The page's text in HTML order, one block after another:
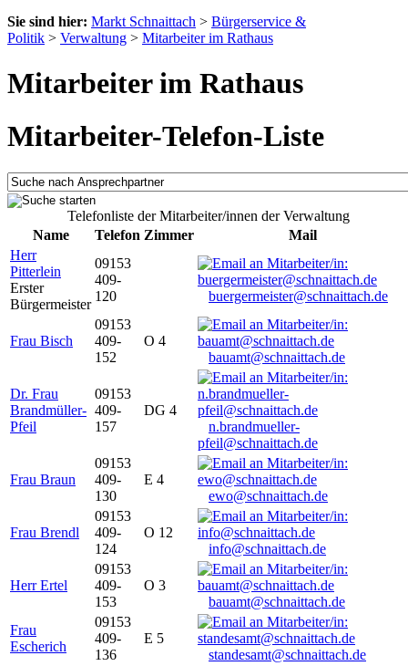
Sie sind hier: Markt Schnaittach > Bürgerservice &
Politik > Verwaltung > Mitarbeiter im Rathaus
Mitarbeiter im Rathaus
Mitarbeiter-Telefon-Liste
Telefonliste der Mitarbeiter/innen der Verwaltung
Name
Telefon Zimmer
Mail
Herr
Pitterlein
Erster
Bürgermeister
09153
409-
120
buergermeister@schnaittach.de
Frau Bisch
09153
409-
152
O 4
bauamt@schnaittach.de
Dr. Frau
Brandmüller-
Pfeil
09153
409-
157
DG 4
n.brandmueller-
pfeil@schnaittach.de
Frau Braun
09153
409-
130
E 4
ewo@schnaittach.de
Frau Brendl
09153
409-
124
O 12
info@schnaittach.de
Herr Ertel
09153
409-
153
O 3
bauamt@schnaittach.de
Frau
Escherich
09153
409-
136
E 5
standesamt@schnaittach.de